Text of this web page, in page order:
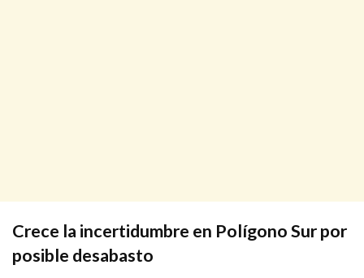
Crece la incertidumbre en Polígono Sur por
posible desabasto